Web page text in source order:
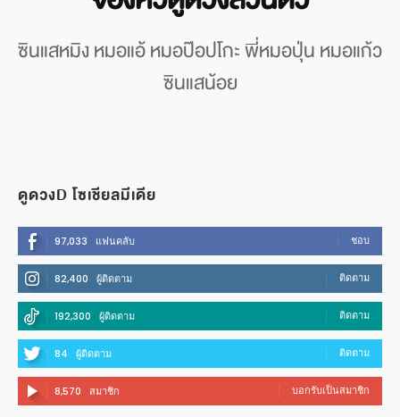
ซินแสหมิง หมอแอ้ หมอป๊อปโกะ พี่หมอปุ่น หมอแก้ว
ซินแสน้อย
ดูดวงD โซเชียลมีเดีย
97,033 แฟนคลับ ชอบ
82,400 ผู้ติดตาม ติดตาม
192,300 ผู้ติดตาม ติดตาม
84 ผู้ติดตาม ติดตาม
8,570 สมาชิก บอกรับเป็นสมาชิก